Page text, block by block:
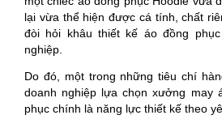
lại vừa thể hiện được cá tính, chất
đòi hỏi khâu thiết kế áo đồng
nghiệp.
Do đó, một trong những tiêu chí
doanh nghiệp lựa chọn xưởng may
phục chính là năng lực thiết kế theo